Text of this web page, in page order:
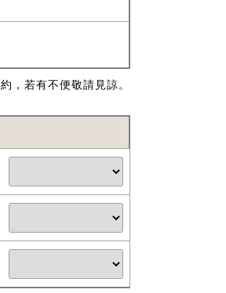
，若有不便敬請見諒。